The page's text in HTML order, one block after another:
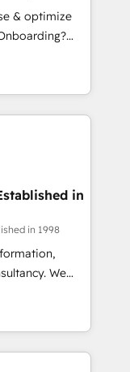
services
Cape
and
Award -
& optimize
your business
& workflows,
Hub, Data
ISO
certified •
in
in 1998
We
to
fuel their
improve